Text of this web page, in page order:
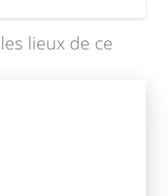
Thiers
lieux de ce